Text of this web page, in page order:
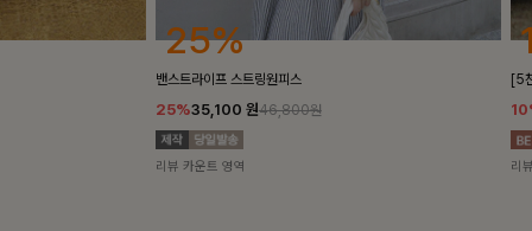
25%
밴스트라이프 스트링원피스
35,100원46,800원
리뷰 카운트 영역
10%
[5천장돌파/
리뷰 카운트 영